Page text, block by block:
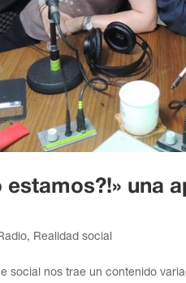
estamos?!» una
, Realidad social
social nos trae un contenido